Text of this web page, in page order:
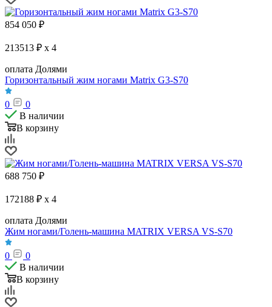
854 050 ₽
213513 ₽ x 4
оплата Долями
Горизонтальный жим ногами Matrix G3-S70
0
0
В наличии
В корзину
688 750 ₽
172188 ₽ x 4
оплата Долями
Жим ногами/Голень-машина MATRIX VERSA VS-S70
0
0
В наличии
В корзину